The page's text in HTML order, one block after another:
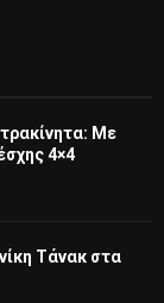
Με
4×4
Τάνακ στα